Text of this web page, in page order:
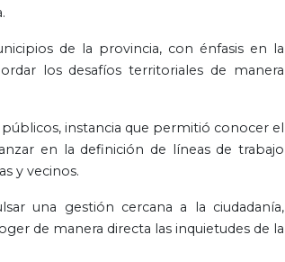
de la provincia, con énfasis en la
los desafíos territoriales de manera
instancia que permitió conocer el
en la definición de líneas de trabajo
y vecinos.
una gestión cercana a la ciudadanía,
de manera directa las inquietudes de la